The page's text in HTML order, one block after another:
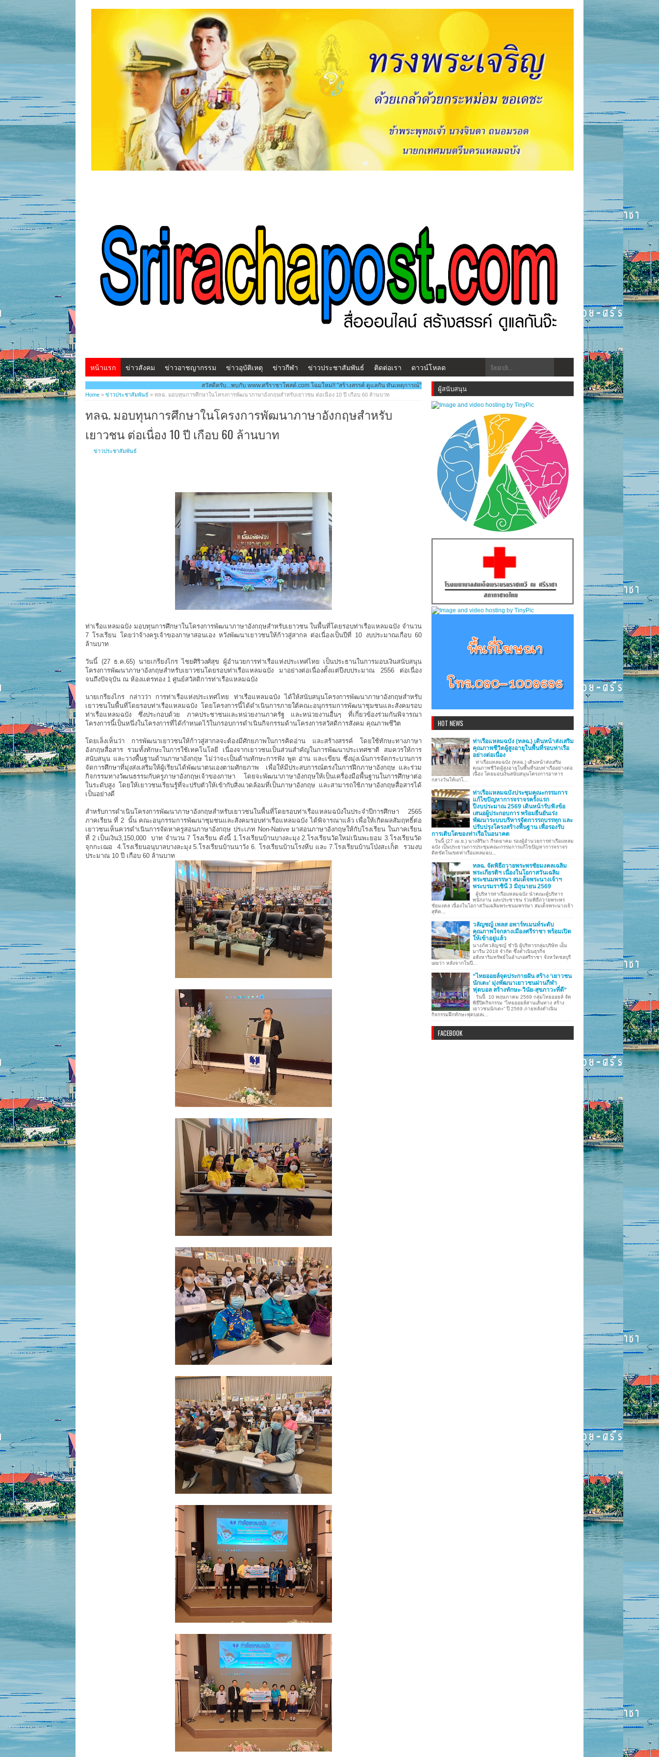
หน้าแรก ข่าวสังคม ข่าวอาชญากรรม ข่าวอุบัติเหตุ ข่าวกีฬา ข่าวประชาสัมพันธ์ ติดต่อเรา ดาวน์โหลด
สวัสดีครับ...พบกับ www.ศรีราชาโพสต์.com โฉมใหม่!! "สร้างสรรค์ ดูแลกัน ทันเหตุการณ์" ***สวัสดีครับ...พบกับ www.ศรีราชาโพสต์.com โฉมใหม่!! "สร้างสรรคฺ์ ดูแลกัน ทันเหตุการณ์" ***ประชาสัมพันธ์ข่าวสา
Home » ข่าวประชาสัมพันธ์ » ทลฉ. มอบทุนการศึกษาในโครงการพัฒนาภาษาอังกฤษสำหรับเยาวชน ต่อเนื่อง 10 ปี เกือบ 60 ล้านบาท
ทลฉ. มอบทุนการศึกษาในโครงการพัฒนาภาษาอังกฤษสำหรับ
เยาวชน ต่อเนื่อง 10 ปี เกือบ 60 ล้านบาท
ข่าวประชาสัมพันธ์
ท่าเรือแหลมฉบัง มอบทุนการศึกษาในโครงการพัฒนาภาษาอังกฤษสำหรับเยาวชน ในพื้นที่โดยรอบท่าเรือแหลมฉบัง จำนวน
7 โรงเรียน โดยว่าจ้างครูเจ้าของภาษาสอนเอง หวังพัฒนาเยาวชนให้ก้าวสู่สากล ต่อเนื่องเป็นปีที่ 10 งบประมาณเกือบ 60
ล้านบาท
วันนี้ (27 ธ.ค.65) นายเกรียงไกร ไชยศิริวงศ์สุข ผู้อำนวยการท่าเรือแห่งประเทศไทย เป็นประธานในการมอบเงินสนับสนุน
โครงการพัฒนาภาษาอังกฤษสำหรับเยาวชนโดยรอบท่าเรือแหลมฉบัง มาอย่างต่อเนื่องตั้งแต่ปีงบประมาณ 2556 ต่อเนื่อง
จนถึงปัจจุบัน ณ ห้องแตรทอง 1 ศูนย์สวัสดิการท่าเรือแหลมฉบัง
นายเกรียงไกร กล่าวว่า การท่าเรือแห่งประเทศไทย ท่าเรือแหลมฉบัง ได้ให้สนับสนุนโครงการพัฒนาภาษาอังกฤษสำหรับ
เยาวชนในพื้นที่โดยรอบท่าเรือแหลมฉบัง โดยโครงการนี้ได้ดำเนินการภายใต้คณะอนุกรรมการพัฒนาชุมชนและสังคมรอบ
ท่าเรือแหลมฉบัง ซึ่งประกอบด้วย ภาคประชาชนและหน่วยงานภาครัฐ และหน่วยงานอื่นๆ ที่เกี่ยวข้องร่วมกันพิจารณา
โครงการนี้เป็นหนึ่งในโครงการที่ได้กำหนดไว้ในกรอบการดำเนินกิจกรรมด้านโครงการสวัสดิการสังคม คุณภาพชีวิต
โดยเล็งเห็นว่า การพัฒนาเยาวชนให้ก้าวสู่สากลจะต้องมีศักยภาพในการคิดอ่าน และสร้างสรรค์ โดยใช้ทักษะทางภาษา
อังกฤษสื่อสาร รวมทั้งทักษะในการใช้เทคโนโลยี เนื่องจากเยาวชนเป็นส่วนสำคัญในการพัฒนาประเทศชาติ สมควรให้การ
สนับสนุน และวางพื้นฐานด้านภาษาอังกฤษ ไม่ว่าจะเป็นด้านทักษะการฟัง พูด อ่าน และเขียน ซึ่งมุ่งเน้นการจัดกระบวนการ
จัดการศึกษาที่มุ่งส่งเสริมให้ผู้เรียนได้พัฒนาตนเองตามศักยภาพ เพื่อให้มีประสบการณ์ตรงในการฝึกภาษาอังกฤษ และร่วม
กิจกรรมทางวัฒนธรรมกับครูภาษาอังกฤษเจ้าของภาษา โดยจะพัฒนาภาษาอังกฤษให้เป็นเครื่องมือพื้นฐานในการศึกษาต่อ
ในระดับสูง โดยให้เยาวชนเรียนรู้ที่จะปรับตัวให้เข้ากับสิ่งแวดล้อมที่เป็นภาษาอังกฤษ และสามารถใช้ภาษาอังกฤษสื่อสารได้
เป็นอย่างดี
สำหรับการดำเนินโครงการพัฒนาภาษาอังกฤษสำหรับเยาวชนในพื้นที่โดยรอบท่าเรือแหลมฉบังในประจำปีการศึกษา 2565
ภาคเรียน ที่ 2 นั้น คณะอนุกรรมการพัฒนาชุมชนและสังคมรอบท่าเรือแหลมฉบัง ได้พิจารณาแล้ว เพื่อให้เกิดผลสัมฤทธิ์ต่อ
เยาวชนเห็นควรดำเนินการจัดหาครูสอนภาษาอังกฤษ ประเภท Non-Native มาสอนภาษาอังกฤษให้กับโรงเรียน ในภาคเรียน
ที่ 2 เป็นเงิน3,150,000 บาท จำนวน 7 โรงเรียน ดังนี้ 1.โรงเรียนบ้านบางละมุง 2.โรงเรียนวัดใหม่เนินพะยอม 3.โรงเรียนวัด
จุกกะเฌอ 4.โรงเรียนอนุบาลบางละมุง 5.โรงเรียนบ้านนาวัง 6. โรงเรียนบ้านโรงหีบ และ 7.โรงเรียนบ้านโป่งสะเก็ต รวมงบ
ประมาณ 10 ปี เกือบ 60 ล้านบาท
ผู้สนับสนุน
HOT NEWS
ท่าเรือแหลมฉบัง (ทลฉ.) เดินหน้าส่งเสริม
คุณภาพชีวิตผู้สูงอายุในพื้นที่รอบท่าเรือ
อย่างต่อเนื่อง
ท่าเรือแหลมฉบัง (ทลฉ.) เดินหน้าส่งเสริม
คุณภาพชีวิตผู้สูงอายุในพื้นที่รอบท่าเรืออย่างต่อ
เนื่อง โดยมอบเงินสนับสนุนโครงการอาหาร
กลางวันให้แก่โ...
ท่าเรือแหลมฉบังประชุมคณะกรรมการ
แก้ไขปัญหาการจราจรครั้งแรก
ปีงบประมาณ 2569 เดินหน้ารับฟังข้อ
เสนอผู้ประกอบการ พร้อมยืนยันเร่ง
พัฒนาระบบบริหารจัดการรถบรรทุก และ
ปรับปรุงโครงสร้างพื้นฐาน เพื่อรองรับ
การเติบโตของท่าเรือในอนาคต
วันนี้ (27 เม.ย.) นางสิริมา กีรตยาคม รองผู้อำนวยการท่าเรือแหลม
ฉบัง เป็นประธานการประชุมคณะกรรมการแก้ไขปัญหาการจราจร
ติดขัดในเขตท่าเรือแหลมฉบ...
ทลฉ. จัดพิธีถวายพระพรชัยมงคลเฉลิม
พระเกียรติฯ เนื่องในโอกาสวันเฉลิม
พระชนมพรรษา สมเด็จพระนางเจ้าฯ
พระบรมราชินี 3 มิถุนายน 2569
ผู้บริหารท่าเรือแหลมฉบัง นำคณะผู้บริหาร
พนักงาน และประชาชน ร่วมพิธีถวายพระพร
ชัยมงคล เนื่องในโอกาสวันเฉลิมพระชนมพรรษา สมเด็จพระนางเจ้า
สุทิด...
วลัญชญ์ เพลส อพาร์ทเมนท์ระดับ
คุณภาพใจกลางเมืองศรีราชา พร้อมเปิด
ให้เข้าอยู่แล้ว
นางภัควลัญชญ์ ชำนิ ผู้บริหารกลุ่มบริษัท เอ็ม
มารีน 2018 จำกัด ซึ่งดำเนินธุรกิจ
อสังหาริมทรัพย์ในอำเภอศรีราชา จังหวัดชลบุรี
เผยว่า หลังจากในปี...
“ไทยออยล์จุดประกายฝัน สร้าง ‘เยาวชน
นักเตะ’ มุ่งพัฒนาเยาวชนผ่านกีฬา
ฟุตบอล สร้างทักษะ-วินัย-สุขภาวะที่ดี“
วันนี้ 10 พฤษภาคม 2569 กลุ่มไทยออยล์ จัด
พิธีปิดกิจกรรม “ไทยออยล์สานเส้นทาง สร้าง
เยาวชนนักเตะ” ปี 2569 ภายหลังดำเนิน
กิจกรรมฝึกทักษะฟุตบอลเ...
FACEBOOK